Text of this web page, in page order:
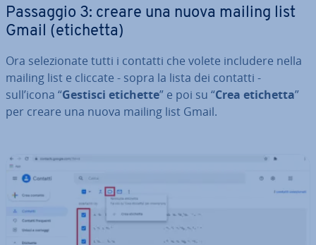
Passaggio 3: creare una nuova mailing list
Gmail (etichetta)
Ora se­le­zio­na­te tutti i contatti che volete includere nella
mailing list e cliccate - sopra la lista dei contatti -
sull’icona “Gestisci etichette” e poi su “Crea etichetta”
per creare una nuova mailing list Gmail.